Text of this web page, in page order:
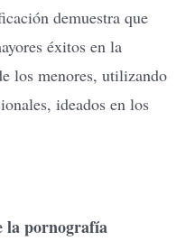
demuestra que
éxitos en la
los menores, utilizando
ideados en los
la pornografía